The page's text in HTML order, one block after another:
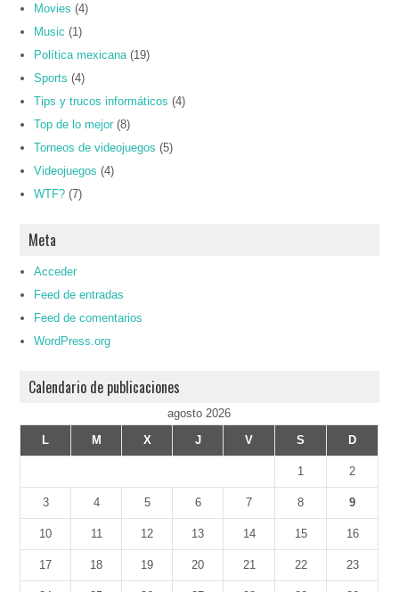
Movies (4)
Music (1)
Política mexicana (19)
Sports (4)
Tips y trucos informáticos (4)
Top de lo mejor (8)
Torneos de videojuegos (5)
Videojuegos (4)
WTF? (7)
Meta
Acceder
Feed de entradas
Feed de comentarios
WordPress.org
Calendario de publicaciones
agosto 2026
L
M X J V S D
1 2
3 4 5 6 7 8 9
10 11 12 13 14 15 16
17 18 19 20 21 22 23